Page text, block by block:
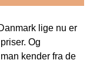
lige nu er
Og
kender fra de